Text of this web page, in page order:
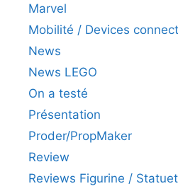
Marvel
Mobilité / Devices
News
News LEGO
On a testé
Présentation
Proder/PropMaker
Review
Reviews Figurine /